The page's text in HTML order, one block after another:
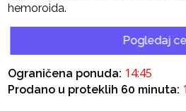
hemoroida.
Pogledaj
Ograničena ponuda: 14:45
Prodano u proteklih 60 minuta: